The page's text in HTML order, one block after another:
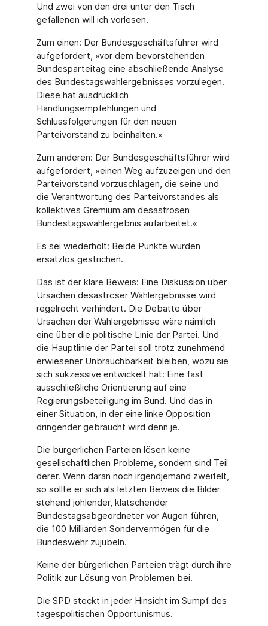
Und zwei von den drei unter den Tisch
gefallenen will ich vorlesen.
Zum einen: Der Bundesgeschäftsführer wird
aufgefordert, »vor dem bevorstehenden
Bundesparteitag eine abschließende Analyse
des Bundestagswahlergebnisses vorzulegen.
Diese hat ausdrücklich
Handlungsempfehlungen und
Schlussfolgerungen für den neuen
Parteivorstand zu beinhalten.«
Zum anderen: Der Bundesgeschäftsführer wird
aufgefordert, »einen Weg aufzuzeigen und den
Parteivorstand vorzuschlagen, die seine und
die Verantwortung des Parteivorstandes als
kollektives Gremium am desaströsen
Bundestagswahlergebnis aufarbeitet.«
Es sei wiederholt: Beide Punkte wurden
ersatzlos gestrichen.
Das ist der klare Beweis: Eine Diskussion über
Ursachen desaströser Wahlergebnisse wird
regelrecht verhindert. Die Debatte über
Ursachen der Wahlergebnisse wäre nämlich
eine über die politische Linie der Partei. Und
die Hauptlinie der Partei soll trotz zunehmend
erwiesener Unbrauchbarkeit bleiben, wozu sie
sich sukzessive entwickelt hat: Eine fast
ausschließliche Orientierung auf eine
Regierungsbeteiligung im Bund. Und das in
einer Situation, in der eine linke Opposition
dringender gebraucht wird denn je.
Die bürgerlichen Parteien lösen keine
gesellschaftlichen Probleme, sondern sind Teil
derer. Wenn daran noch irgendjemand zweifelt,
so sollte er sich als letzten Beweis die Bilder
stehend johlender, klatschender
Bundestagsabgeordneter vor Augen führen,
die 100 Milliarden Sondervermögen für die
Bundeswehr zujubeln.
Keine der bürgerlichen Parteien trägt durch ihre
Politik zur Lösung von Problemen bei.
Die SPD steckt in jeder Hinsicht im Sumpf des
tagespolitischen Opportunismus.